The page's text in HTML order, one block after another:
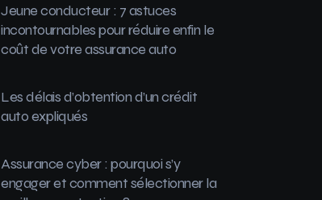
Jeune conducteur : 7 astuces
incontournables pour réduire enfin le
coût de votre assurance auto
Les délais d’obtention d’un crédit
auto expliqués
Assurance cyber : pourquoi s’y
engager et comment sélectionner la